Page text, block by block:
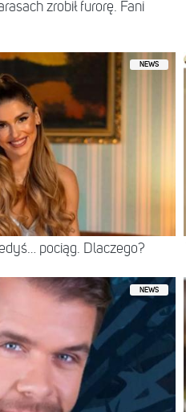
zrobił furorę. Fani
NEWS
pociąg. Dlaczego?
NEWS